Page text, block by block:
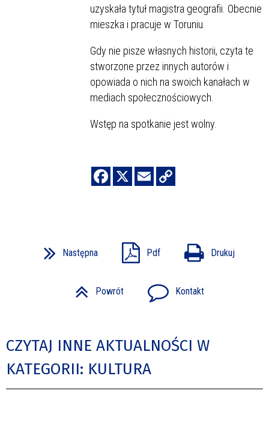
uzyskała tytuł magistra geografii. Obecnie
mieszka i pracuje w Toruniu.
Gdy nie pisze własnych historii, czyta te
stworzone przez innych autorów i
opowiada o nich na swoich kanałach w
mediach społecznościowych.
Wstęp na spotkanie jest wolny.
Następna Pdf Drukuj
Powrót Kontakt
CZYTAJ INNE AKTUALNOŚCI W
KATEGORII: KULTURA